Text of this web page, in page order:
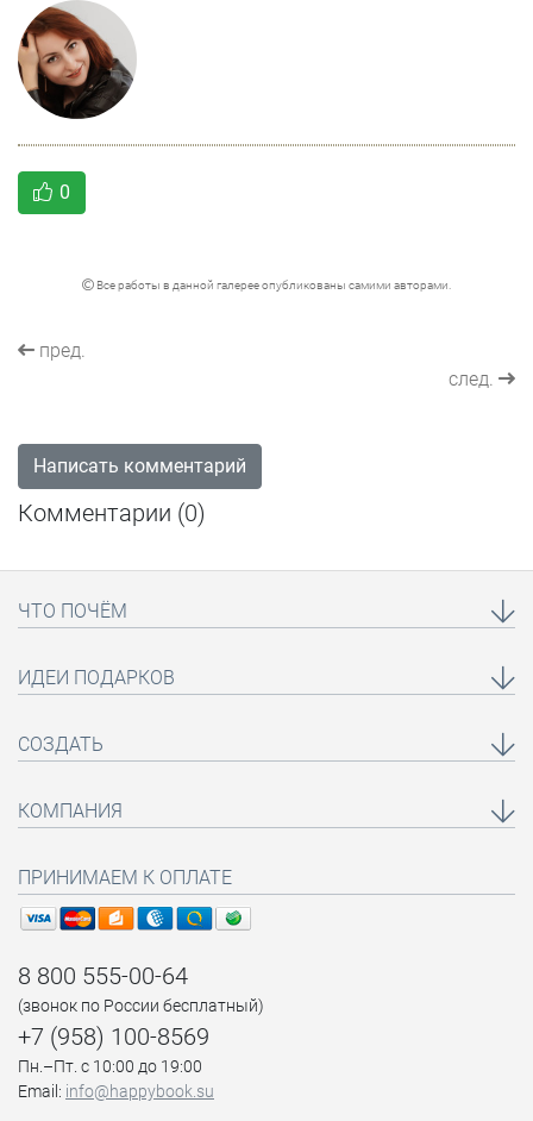
0
Все работы в данной галерее опубликованы самими авторами.
пред.
след.
Написать комментарий
Комментарии (0)
ЧТО ПОЧЁМ
ИДЕИ ПОДАРКОВ
СОЗДАТЬ
КОМПАНИЯ
ПРИНИМАЕМ К ОПЛАТЕ
8 800 555-00-64
(звонок по России бесплатный)
+7 (958) 100-8569
Пн.–Пт. с 10:00 до 19:00
Email: info@happybook.su